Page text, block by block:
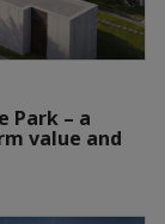
Park – a
value and